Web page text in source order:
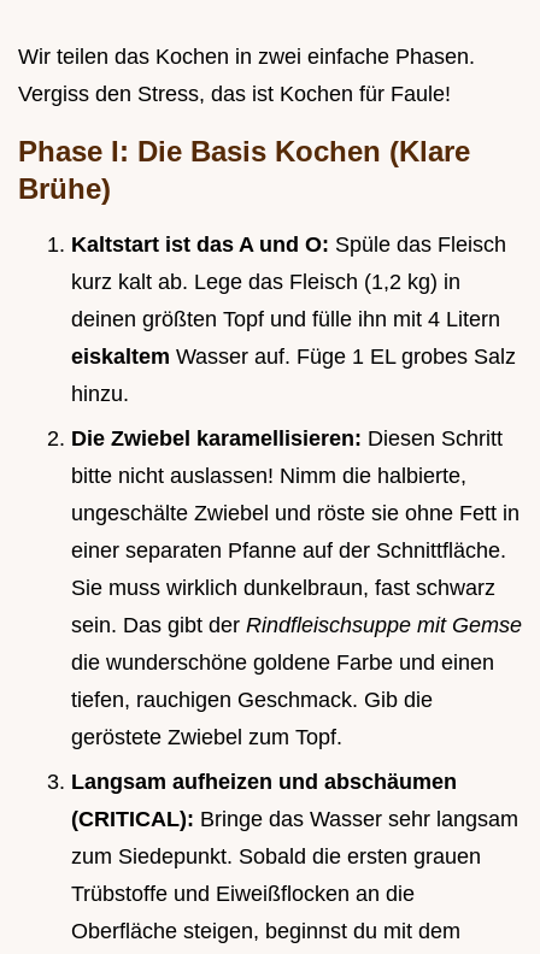
Wir teilen das Kochen in zwei einfache Phasen.
Vergiss den Stress, das ist Kochen für Faule!
Phase I: Die Basis Kochen (Klare
Brühe)
Kaltstart ist das A und O: Spüle das Fleisch
kurz kalt ab. Lege das Fleisch (1,2 kg) in
deinen größten Topf und fülle ihn mit 4 Litern
eiskaltem Wasser auf. Füge 1 EL grobes Salz
hinzu.
Die Zwiebel karamellisieren: Diesen Schritt
bitte nicht auslassen! Nimm die halbierte,
ungeschälte Zwiebel und röste sie ohne Fett in
einer separaten Pfanne auf der Schnittfläche.
Sie muss wirklich dunkelbraun, fast schwarz
sein. Das gibt der Rindfleischsuppe mit Gemse
die wunderschöne goldene Farbe und einen
tiefen, rauchigen Geschmack. Gib die
geröstete Zwiebel zum Topf.
Langsam aufheizen und abschäumen
(CRITICAL): Bringe das Wasser sehr langsam
zum Siedepunkt. Sobald die ersten grauen
Trübstoffe und Eiweißflocken an die
Oberfläche steigen, beginnst du mit dem